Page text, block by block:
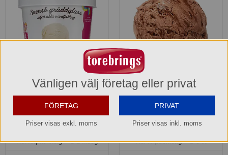
Bägare Vanilj Gräddglass
Sia Glass
310,80 kr
Hel förpackning =1*24x55g
Choklad gräddglass SIA
Glass
300,90 kr
Hel förpackning =1*5 lit
Vänligen välj företag eller privat
FÖRETAG
Priser visas exkl. moms
PRIVAT
Priser visas inkl. moms